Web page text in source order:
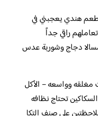
هندي يعجبني في
راقي جداً
دجاج وشوربة عدس
مغلقه وواسعه – الأكل
تحتاج نظافه